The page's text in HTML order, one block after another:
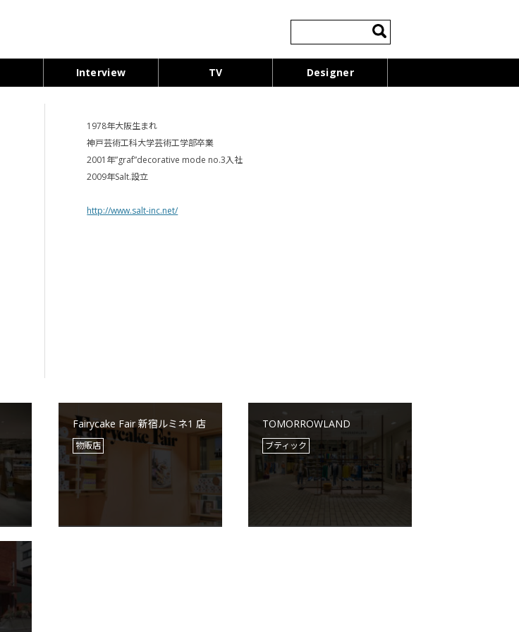
索:
Interview TV Designer
1978年大阪生まれ
神戸芸術工科大学芸術工学部卒業
2001年”graf”decorative mode no.3入社
2009年Salt.設立
http://www.salt-inc.net/
Fairycake Fair 新宿ルミネ1 店
物販店
TOMORROWLAND
ブティック